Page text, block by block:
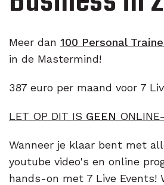
Meer dan 100 Personal
in de Mastermind!
387 euro per maand voor 7
LET OP DIT IS GEEN
Wanneer je klaar bent met
youtube video's en online
hands-on met 7 Live Events!